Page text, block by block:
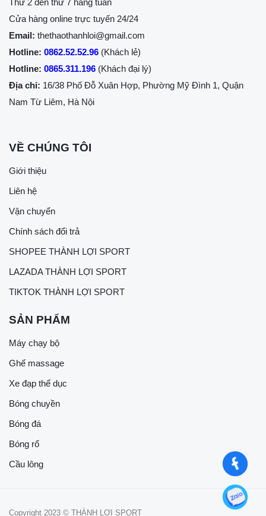
Cửa hàng online trực tuyến 24/24
Email: thethaothanhloi@gmail.com
Hotline: 0862.52.52.96 (Khách lẻ)
Hotline: 0865.311.196 (Khách đại lý)
Địa chỉ: 16/38 Phố Đỗ Xuân Hợp, Phường Mỹ Đình 1, Quận
Nam Từ Liêm, Hà Nội
VỀ CHÚNG TÔI
Giới thiệu
Liên hệ
Vận chuyển
Chính sách đổi trả
SHOPEE THÀNH LỢI SPORT
LAZADA THÀNH LỢI SPORT
TIKTOK THÀNH LỢI SPORT
SẢN PHẨM
Máy chạy bộ
Ghế massage
Xe đạp thể dục
Bóng chuyền
Bóng đá
Bóng rổ
Cầu lông
Copyright 2023 © THÀNH LỢI SPORT